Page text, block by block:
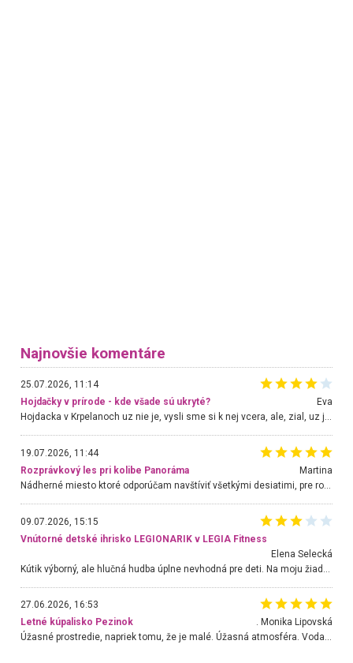
Najnovšie komentáre
25.07.2026, 11:14
Hojdačky v prírode - kde všade sú ukryté?
Eva
Hojdacka v Krpelanoch uz nie je, vysli sme si k nej vcera, ale, zial, uz je znicena. Ak sem planujete cestu len kvoli hojdacke, mozete si ju usetrit. Krasny vyhlad je tu vsak aj bez hojdacky :-)
19.07.2026, 11:44
Rozprávkový les pri kolibe Panoráma
Martina
Nádherné miesto ktoré odporúčam navštíviť všetkými desiatimi, pre rodiny s deťmi, dôchodcom... Proste a jednoducho ozaj rozprávkový les.. určite ešte prídeme. Odniesli sme si na pamiatku krásne tričká,
09.07.2026, 15:15
Vnútorné detské ihrisko LEGIONARIK v LEGIA Fitness
Elena Selecká
27.06.2026, 16:53
Letné kúpalisko Pezinok
. Monika Lipovská
Úžasné prostredie, napriek tomu, že je malé. Úžasná atmosféra. Voda fantastická a nádherná. Ľudí je pomerne veľa, ale su mili a ohľaduplní. Je veľmi zaujímavé sledovať, ako dokážu spolu športovať cudzí ľudia a bez ohľadu na vek. Vládne tu pohoda. Vnuka neviem dostať z vody. Ďakujem za krásny deň . Urcite sa sem vrátim. Jediný problém je s parkovaním, ale aj ten sa mi podarilo vyriešiť. Monika Bratislava